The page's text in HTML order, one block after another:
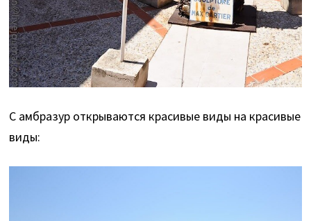
С амбразур открываются красивые виды на красивые
виды: